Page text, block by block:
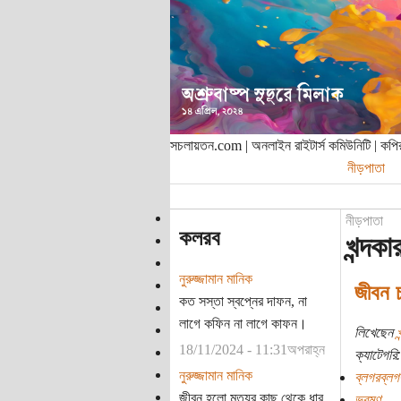
সচলায়তন.com | অনলাইন রাইটার্স কমিউনিটি |
নীড়পাতা
কলরব
নুরুজ্জামান মানিক
কত সস্তা স্বপ্নের দাফন, না
লাগে কফিন না লাগে কাফন।
18/11/2024 - 11:31অপরাহ্ন
নুরুজ্জামান মানিক
জীবন হলো মৃত্যুর কাছ থেকে ধার
নীড়পাতা
জীবন
লিখেছেন
ক্যাটেগরি: